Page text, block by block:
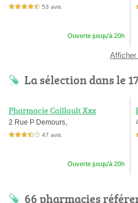
4,5 étoiles sur 5 53 avis
Ouverte jusqu'à 20h
Afficher
La sélection dans le
Pharmacie Caillault Xxx
2 Rue P Demours,
3,5 étoiles sur 5 47 avis
Ouverte jusqu'à 20h
66 pharmacies